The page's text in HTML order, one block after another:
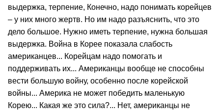
выдержка, терпение, Конечно, надо понимать корейцев
– у них много жертв. Но им надо разъяснить, что это
дело большое. Нужно иметь терпение, нужна большая
выдержка. Война в Корее показала слабость
американцев... Корейцам надо помогать и
поддерживать их... Американцы вообще не способны
вести большую войну, особенно после корейской
войны... Америка не может победить маленькую
Корею... Какая же это сила?... Нет, американцы не